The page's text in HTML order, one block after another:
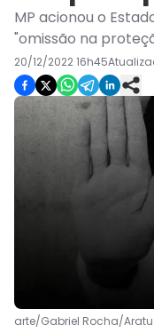
MP acionou o
"omissão na
20/12/2022 16h45
arte/Gabriel Rocha/Aratu